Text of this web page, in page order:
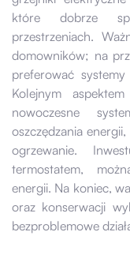
które dobrze
przestrzeniach.
domowników; na
preferować
Kolejnym
nowoczesne
oszczędzania
ogrzewanie.
termostatem,
energii. Na koniec,
oraz konserwacji
bezproblemowe